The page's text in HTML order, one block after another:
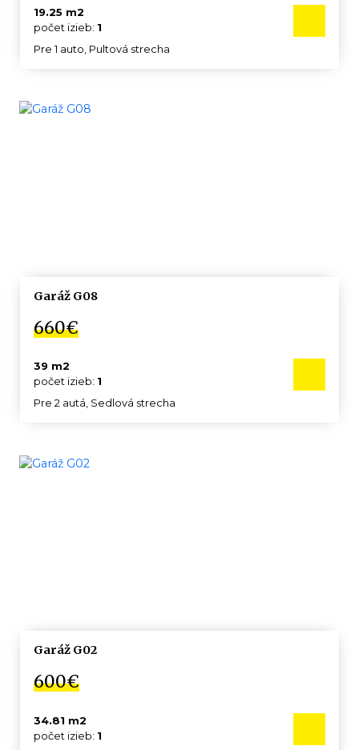
19.25 m2
počet izieb: 1
Pre 1 auto, Pultová strecha
Garáž G08
660€
39 m2
počet izieb: 1
Pre 2 autá, Sedlová strecha
Garáž G02
600€
34.81 m2
počet izieb: 1